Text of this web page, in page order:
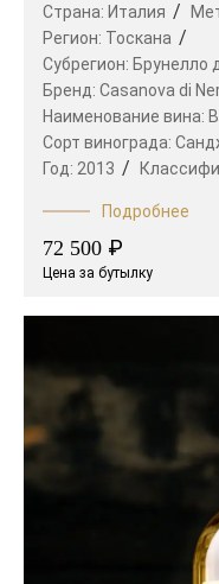
В стране
винограда, из
автохтоны, не
Среди самых
Санджовезе,
Совиньон. Их
составе
Стоит знать! На
встречаться и
выдержанные
Superiore —
максимальной
созданные на
новых технологий
В винном
обратиться за
сомелье, который
стоит выбрать для
блюда заказать к
Страна: Италия
Регион: Тоскана
Субрегион: Брунелло
Бренд: Casanova di
Наименование вина:
Сорт винограда:
Год: 2013
Подробнее
72 500 ₽
Цена за бутылку